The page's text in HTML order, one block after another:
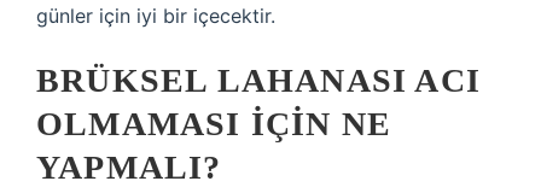
günler için iyi bir içecektir.
BRÜKSEL LAHANASI ACI
OLMAMASI IÇIN NE
YAPMALI?